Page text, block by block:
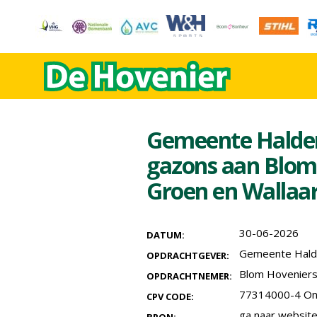
Gemeente
gazons aan
Groen en
DATUM: 30-06-2026
OPDRACHTGEVER: Gemeente
OPDRACHTNEMER: Blom Hoveniers
CPV CODE: 77314000-4